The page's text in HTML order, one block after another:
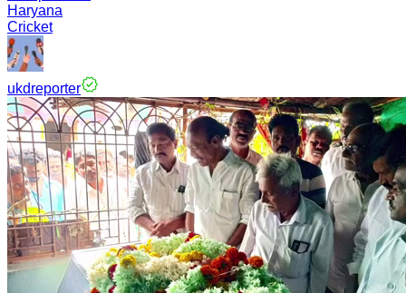
Haryana
Cricket
ukdreporter